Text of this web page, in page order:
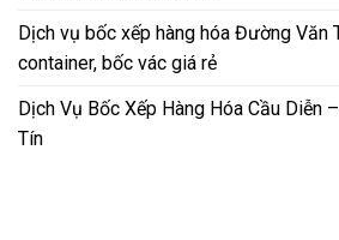
Dịch vụ bốc xếp hàng hóa Đường Văn
container, bốc vác giá rẻ
Dịch Vụ Bốc Xếp Hàng Hóa Cầu Diễn
Tín